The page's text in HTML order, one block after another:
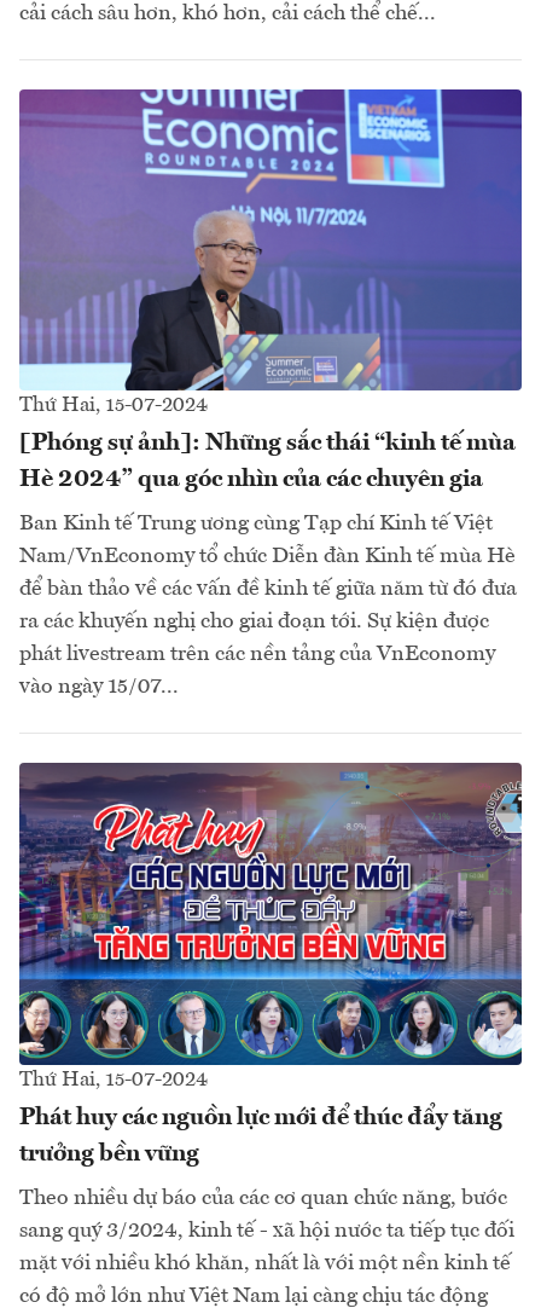
cải cách sâu hơn, khó hơn, cải cách thể chế...
Thứ Hai, 15-07-2024
[Phóng sự ảnh]: Những sắc thái “kinh tế mùa
Hè 2024” qua góc nhìn của các chuyên gia
Ban Kinh tế Trung ương cùng Tạp chí Kinh tế Việt
Nam/VnEconomy tổ chức Diễn đàn Kinh tế mùa Hè
để bàn thảo về các vấn đề kinh tế giữa năm từ đó đưa
ra các khuyến nghị cho giai đoạn tới. Sự kiện được
phát livestream trên các nền tảng của VnEconomy
vào ngày 15/07...
Thứ Hai, 15-07-2024
Phát huy các nguồn lực mới để thúc đẩy tăng
trưởng bền vững
Theo nhiều dự báo của các cơ quan chức năng, bước
sang quý 3/2024, kinh tế - xã hội nước ta tiếp tục đối
mặt với nhiều khó khăn, nhất là với một nền kinh tế
có độ mở lớn như Việt Nam lại càng chịu tác động